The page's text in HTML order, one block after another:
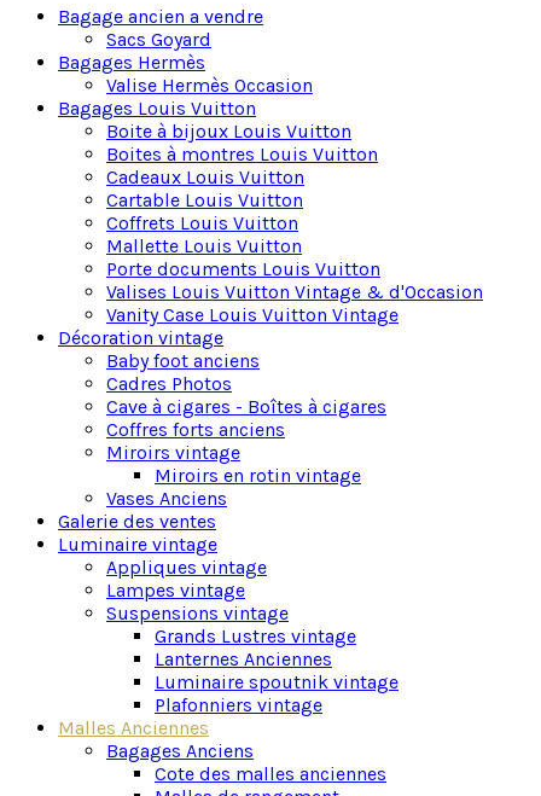
sécurisée dans le monde entier.
Bagage ancien a vendre
Sacs Goyard
Bagages Hermès
Valise Hermès Occasion
Bagages Louis Vuitton
Boite à bijoux Louis Vuitton
Boites à montres Louis Vuitton
Cadeaux Louis Vuitton
Cartable Louis Vuitton
Coffrets Louis Vuitton
Mallette Louis Vuitton
Porte documents Louis Vuitton
Valises Louis Vuitton Vintage & d'Occasion
Vanity Case Louis Vuitton Vintage
Décoration vintage
Baby foot anciens
Cadres Photos
Cave à cigares - Boîtes à cigares
Coffres forts anciens
Miroirs vintage
Miroirs en rotin vintage
Vases Anciens
Galerie des ventes
Luminaire vintage
Appliques vintage
Lampes vintage
Suspensions vintage
Grands Lustres vintage
Lanternes Anciennes
Luminaire spoutnik vintage
Plafonniers vintage
Malles Anciennes
Bagages Anciens
Cote des malles anciennes